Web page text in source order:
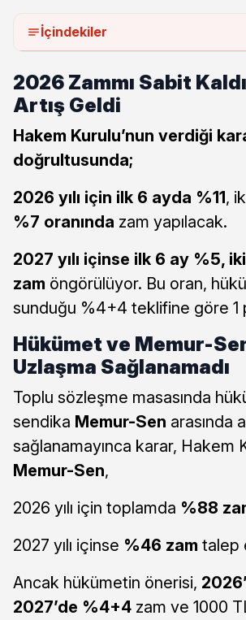
İçindekiler
2026 Zammı Sabit
Artış Geldi
Hakem Kurulu’nun verdiği
doğrultusunda;
2026 yılı için ilk 6 ayda %11,
%7 oranında zam yapılacak.
2027 yılı içinse ilk 6 ay %5,
zam öngörülüyor. Bu oran,
sunduğu %4+4 teklifine göre 1
Hükümet ve Memur-
Uzlaşma Sağlanamadı
Toplu sözleşme masasında
sendika Memur-Sen arasında
sağlanamayınca karar, Hakem
Memur-Sen,
2026 yılı için toplamda %88
2027 yılı içinse %46 zam talep
Ancak hükümetin önerisi,
2027’de %4+4 zam ve 1000